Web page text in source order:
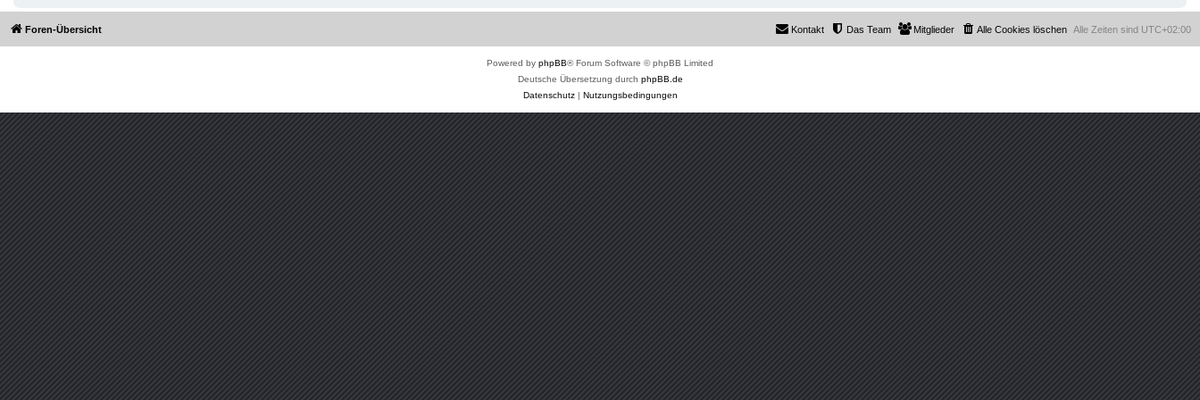
Foren-Übersicht Alle Zeiten sind UTC+02:00
Alle Cookies löschen
Mitglieder
Das Team
Kontakt
Powered by phpBB® Forum Software © phpBB Limited
Deutsche Übersetzung durch phpBB.de
Datenschutz| Nutzungsbedingungen